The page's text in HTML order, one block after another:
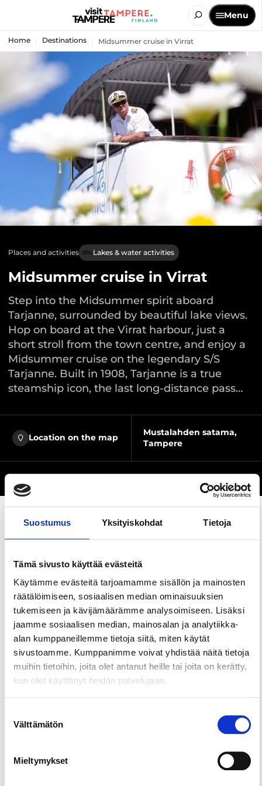
Suostumus Yksityiskohdat Tietoja
Tämä sivusto käyttää evästeitä
Käytämme evästeitä tarjoamamme sisällön ja mainosten
räätälöimiseen, sosiaalisen median ominaisuuksien
tukemiseen ja kävijämäärämme analysoimiseen. Lisäksi
jaamme sosiaalisen median, mainosalan ja analytiikka-
alan kumppaneillemme tietoja siitä, miten käytät
sivustoamme. Kumppanimme voivat yhdistää näitä tietoja
muihin tietoihin, joita olet antanut heille tai joita on kerätty,
kun olet käyttänyt heidän palvelujaan.
valinta
Välttämätön
Mieltymykset
Menu
Home Destinations Midsummer cruise in Virrat
Places and activities Lakes & water activities
Midsummer cruise in Virrat
Step into the Midsummer spirit aboard
Tarjanne, surrounded by beautiful lake views.
Hop on board at the Virrat harbour, just a
short stroll from the town centre, and enjoy a
Midsummer cruise on the legendary S/S
Tarjanne. Built in 1908, Tarjanne is a true
steamship icon, the last long‑distance pass…
Location on the map
Mustalahden satama,
Tampere
Step into the Midsummer spirit aboard Tarjanne,
surrounded by beautiful lake views.
Hop on board at the Virrat harbour, just a short
stroll from the town centre, and enjoy a
Midsummer cruise on the legendary S/S Tarjanne.
Built in 1908, Tarjanne is a true steamship icon, the
last long‑distance passenger steamship of its kind
You can join the cruise simply to relax, or enjoy the
delicious Midsummer menu and refreshing drinks
suit every taste.